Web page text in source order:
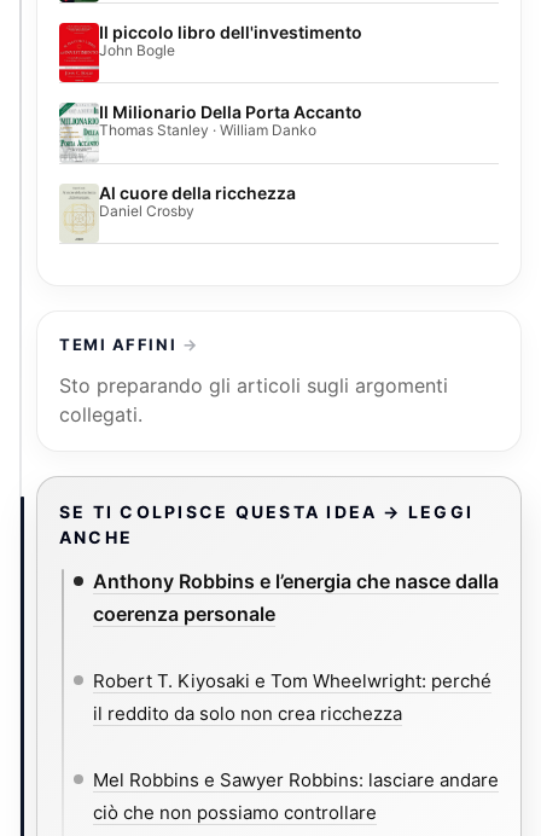
Il piccolo libro dell'investimento
John Bogle
Il Milionario Della Porta Accanto
Thomas Stanley · William Danko
Al cuore della ricchezza
Daniel Crosby
TEMI AFFINI
Sto preparando gli articoli sugli argomenti
collegati.
SE TI COLPISCE QUESTA IDEA → LEGGI
ANCHE
Anthony Robbins e l’energia che nasce dalla
coerenza personale
Robert T. Kiyosaki e Tom Wheelwright: perché
il reddito da solo non crea ricchezza
Mel Robbins e Sawyer Robbins: lasciare andare
ciò che non possiamo controllare